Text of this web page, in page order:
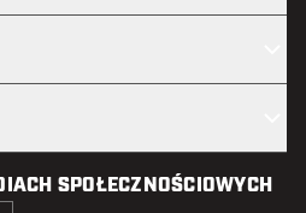
SPOŁECZNOŚCIOWYCH